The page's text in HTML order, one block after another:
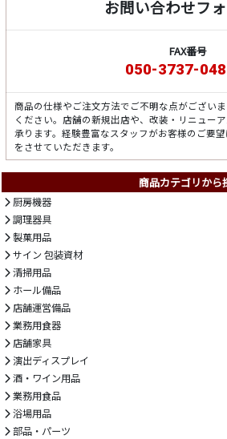
お問い合わせフ
FAX番号
050-3737-
商品の仕様やご注文方法でご不明な点がござい
ください。店舗の新規出店や、改装・リニュー
承ります。経験豊富なスタッフがお客様のご要
をさせていただきます。
商品カテゴリから
厨房機器
調理器具
製菓用品
サイン 包装資材
清掃用品
ホール備品
店舗運営備品
業務用食器
店舗家具
演出ディスプレイ
酒・ワイン用品
業務用食品
浴場用品
部品・パーツ